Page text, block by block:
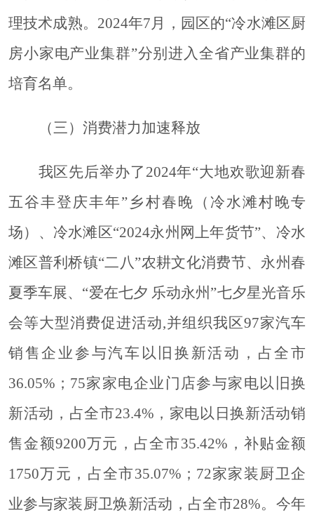
理技术成熟。2024年7月，园区的“冷水滩区厨
房小家电产业集群”分别进入全省产业集群的
培育名单。
（三）消费潜力加速释放
我区先后举办了 2024年“大地欢歌迎新春
五谷丰登庆丰年”乡村春晚（冷水滩村晚专
场）、冷水滩区“2024永州网上年货节”、冷水
滩区普利桥镇“二八”农耕文化消费节、永州春
夏季车展、“爱在七夕 乐动永州”七夕星光音乐
会等大型消费促进活动,并组织我区97家汽车
销售企业参与汽车以旧换新活动，占全市
36.05%；75家家电企业门店参与家电以旧换
新活动，占全市23.4%，家电以日换新活动销
售金额9200万元，占全市35.42%，补贴金额
1750万元，占全市35.07%；72家家装厨卫企
业参与家装厨卫焕新活动，占全市28%。今年